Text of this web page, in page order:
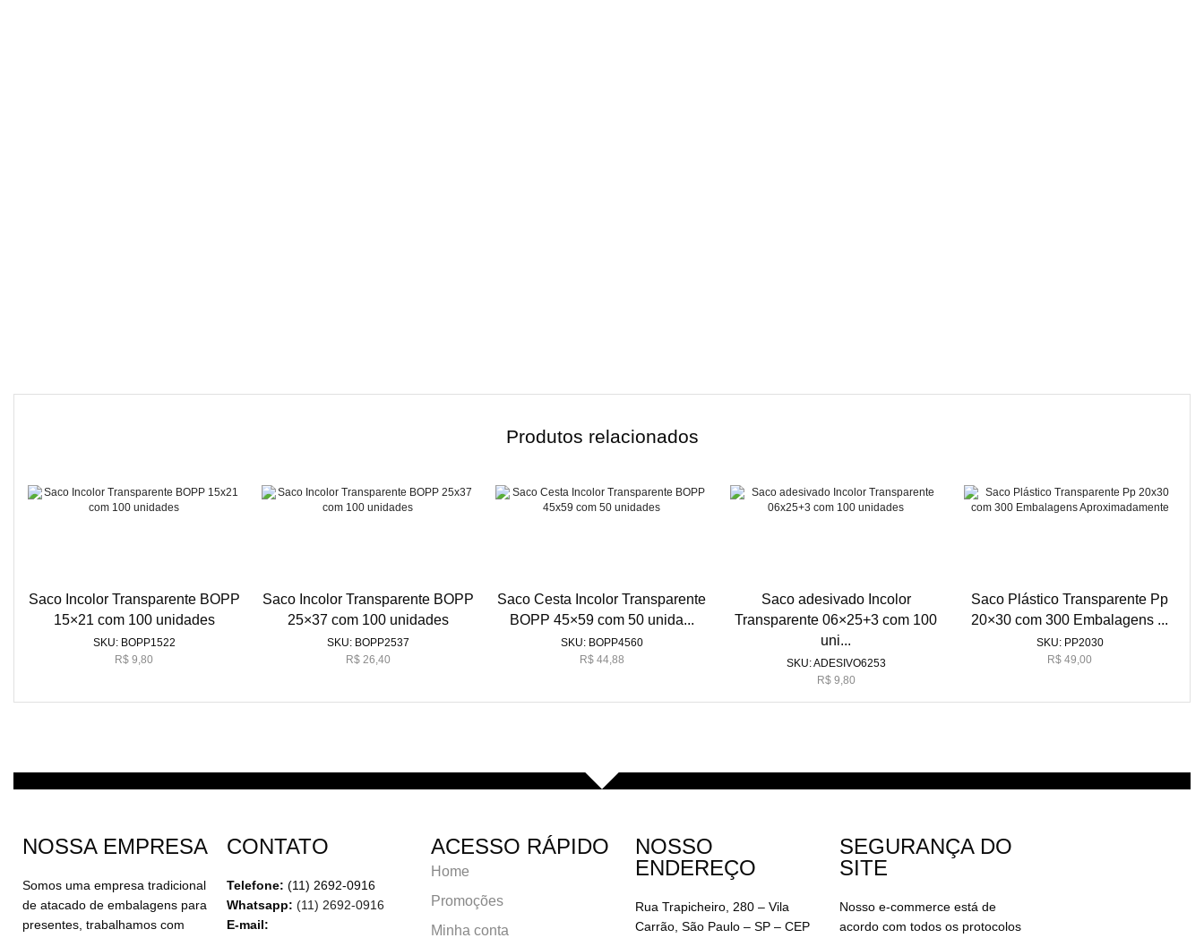
Produtos relacionados
Saco Incolor Transparente BOPP
15×21 com 100 unidades
SKU: BOPP1522
R$ 9,80
Saco Incolor Transparente BOPP
25×37 com 100 unidades
SKU: BOPP2537
R$26,40
Saco Cesta Incolor Transparente
BOPP 45×59 com 50 unida...
SKU: BOPP4560
R$44,88
Saco adesivado Incolor
Transparente 06×25+3 com 100
uni...
SKU:ADESIVO6253
R$9,80
Saco Plástico Transparente Pp
20×30 com 300 Embalagens ...
SKU: PP2030
R$ 49,00
NOSSA EMPRESA
Somos uma empresa tradicional
de atacado de embalagens para
presentes, trabalhamos com
CONTATO
Telefone: (11) 2692-0916
Whatsapp: (11) 2692-0916
E-mail:
ACESSO RÁPIDO
Home
Promoções
Minha conta
NOSSO
ENDEREÇO
Rua Trapicheiro, 280 – Vila
Carrão, São Paulo – SP – CEP
SEGURANÇA DO
SITE
Nosso e-commerce está de
acordo com todos os protocolos